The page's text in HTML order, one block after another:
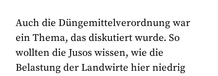
Auch die Düngemittelverordnung war
ein Thema, das diskutiert wurde. So
wollten die Jusos wissen, wie die
Belastung der Landwirte hier niedrig